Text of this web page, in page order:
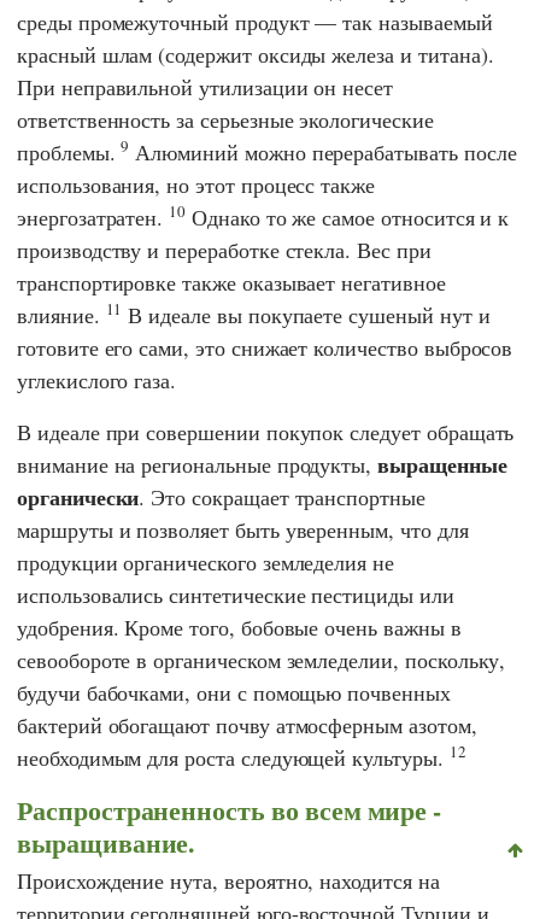
среды промежуточный продукт — так называемый
красный шлам (содержит оксиды железа и титана).
При неправильной утилизации он несет
ответственность за серьезные экологические
проблемы.9 Алюминий можно перерабатывать после
использования, но этот процесс также
энергозатратен. 10 Однако то же самое относится и к
производству и переработке стекла. Вес при
транспортировке также оказывает негативное
влияние. 11 В идеале вы покупаете сушеный нут и
готовите его сами, это снижает количество выбросов
углекислого газа.
В идеале при совершении покупок следует обращать
внимание на региональные продукты,выращенные
органически. Это сокращает транспортные
маршруты и позволяет быть уверенным, что для
продукции органического земледелия не
использовались синтетические пестициды или
удобрения. Кроме того, бобовые очень важны в
севообороте в органическом земледелии, поскольку,
будучи бабочками, они с помощью почвенных
бактерий обогащают почву атмосферным азотом,
необходимым для роста следующей культуры. 12
Распространенность во всем мире -
выращивание.
Происхождение нута, вероятно, находится на